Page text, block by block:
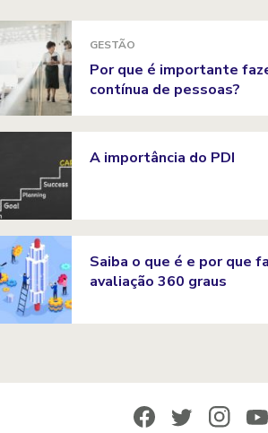
GESTÃO
Por que é importante
contínua de pessoas?
A importância do PDI
Saiba o que é e por que
avaliação 360 graus